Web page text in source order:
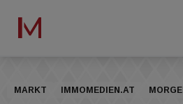
MARKT IMMOMEDIEN.AT